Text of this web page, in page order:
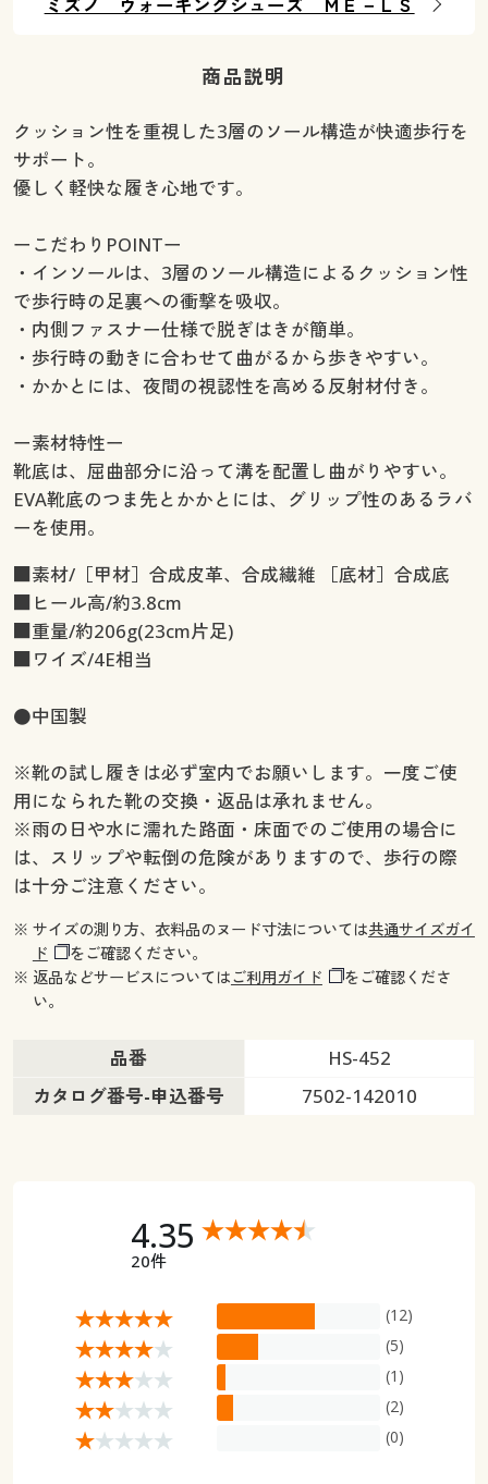
商品説明
クッション性を重視した3層のソール構造が快適歩行を
サポート。
優しく軽快な履き心地です。
ーこだわりPOINTー
・インソールは、3層のソール構造によるクッション性
で歩行時の足裏への衝撃を吸収。
・内側ファスナー仕様で脱ぎはきが簡単。
・歩行時の動きに合わせて曲がるから歩きやすい。
・かかとには、夜間の視認性を高める反射材付き。
ー素材特性ー
靴底は、屈曲部分に沿って溝を配置し曲がりやすい。
EVA靴底のつま先とかかとには、グリップ性のあるラバ
ーを使用。
■素材/［甲材］合成皮革、合成繊維 ［底材］合成底
■ヒール高/約3.8cm
■重量/約206g(23cm片足)
■ワイズ/4E相当
●中国製
※靴の試し履きは必ず室内でお願いします。一度ご使
用になられた靴の交換・返品は承れません。
※雨の日や水に濡れた路面・床面でのご使用の場合に
は、スリップや転倒の危険がありますので、歩行の際
は十分ご注意ください。
※ サイズの測り方、衣料品のヌード寸法については共通サイズガイ
ド
をご確認ください。
※ 返品などサービスについてはご利用ガイド
をご確認くださ
い。
品番
HS-452
カタログ番号-申込番号
7502-142010
4.35
20件
(12)
(5)
(1)
(2)
(0)